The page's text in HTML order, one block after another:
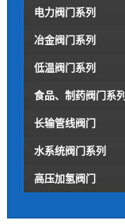
电力阀门系列
冶金阀门系列
低温阀门系列
食品、制药阀门系列
长输管线阀门
水系统阀门系列
高压加氢阀门